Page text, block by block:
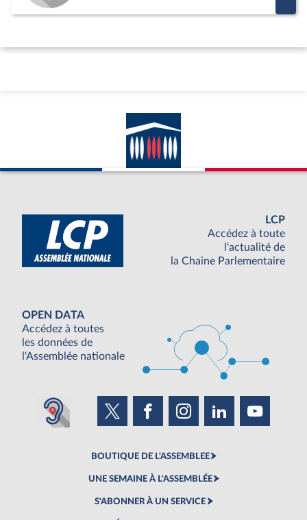
LCP
Accédez à toute
l'actualité de
la Chaine Parlementaire
OPEN DATA
Accédez à toutes
les données de
l'Assemblée nationale
BOUTIQUE DE L'ASSEMBLEE
UNE SEMAINE À L'ASSEMBLÉE
S'ABONNER À UN SERVICE